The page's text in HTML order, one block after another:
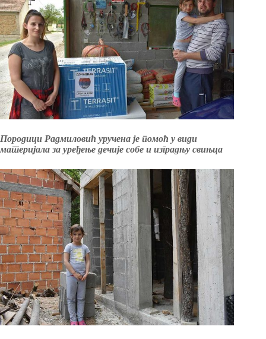
Породици Радмиловић уручена је помоћ у види
материјала за уређење дечије собе и изградњу свињца